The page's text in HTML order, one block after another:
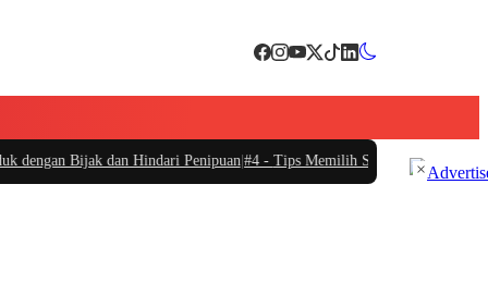
dan Hindari Penipuan|#4 -Tips Memilih Sepatu Marathon yang Sesuai
×